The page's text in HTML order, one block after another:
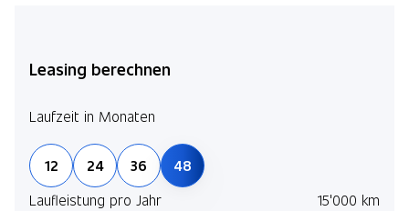
Leasing berechnen
Laufzeit in Monaten
12 24 36
48
Laufleistung pro Jahr
15'000 km